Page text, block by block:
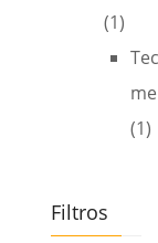
(1)
(1)
Filtros